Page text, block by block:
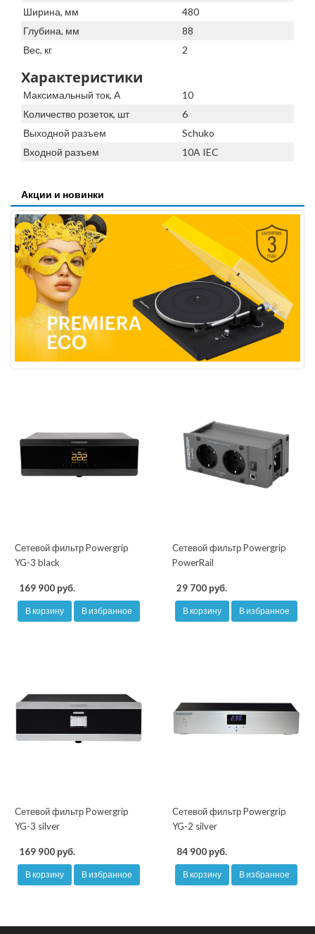
Ширина, мм
480
Глубина, мм
88
Вес, кг
2
Характеристики
Максимальный ток, А
10
Количество розеток, шт
6
Выходной разъем
Schuko
Входной разъем
10A IEC
Акции и новинки
Сетевой фильтр Powergrip
YG-3 black
169 900 руб.
В корзину В избранное
Сетевой фильтр Powergrip
PowerRail
29 700 руб.
В корзину В избранное
Сетевой фильтр Powergrip
YG-3 silver
169 900 руб.
В корзину В избранное
Сетевой фильтр Powergrip
YG-2 silver
84 900 руб.
В корзину В избранное